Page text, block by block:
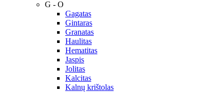
G - O
Gagatas
Gintaras
Granatas
Haulitas
Hematitas
Jaspis
Jolitas
Kalcitas
Kalnų krištolas